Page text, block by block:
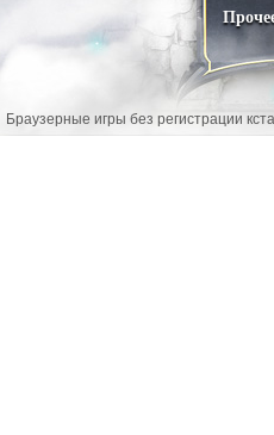
Браузерные игры без регистрации